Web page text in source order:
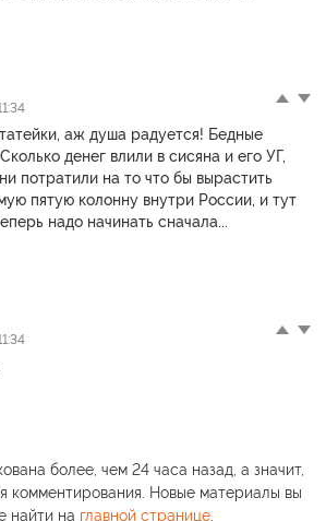
аж душа радуется! Бедные
денег влили в сисяна и его УГ,
потратили на то что бы вырастить
пятую колонну внутри России, и тут
надо начинать сначала...
более, чем 24 часа назад, а значит,
комментирования. Новые материалы вы
найти на главной странице.